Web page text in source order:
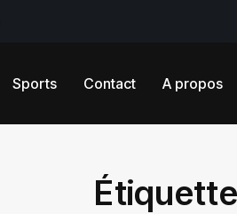
Sports Contact A propos